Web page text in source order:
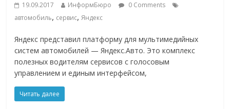
19.09.2017 ИнформБюро
0 Comments
автомобиль, сервис,Яндекс
Яндекс представил платформу для мультимедийных
систем автомобилей — Яндекс.Авто. Это комплекс
полезных водителям сервисов с голосовым
управлением и единым интерфейсом,
Читать далее